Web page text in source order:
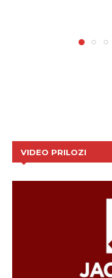
VIDEO PRILOZI